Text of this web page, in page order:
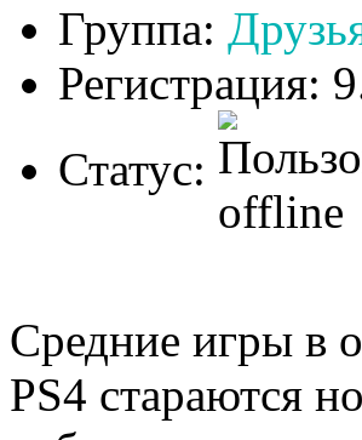
Группа:
Регистрация:
Статус:
Средние игры в
PS4 стараются